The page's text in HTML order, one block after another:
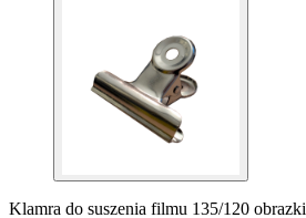
Klamra do suszenia filmu 135/120 obrazki